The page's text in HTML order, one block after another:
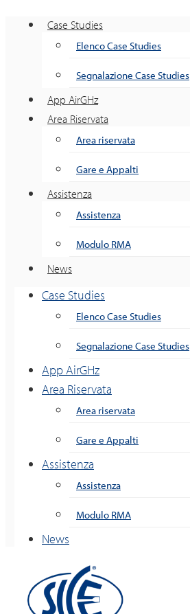
Case Studies
Elenco Case Studies
Segnalazione Case Studies
App AirGHz
Area Riservata
Area riservata
Gare e Appalti
Assistenza
Assistenza
Modulo RMA
News
Case Studies
Elenco Case Studies
Segnalazione Case Studies
App AirGHz
Area Riservata
Area riservata
Gare e Appalti
Assistenza
Assistenza
Modulo RMA
News